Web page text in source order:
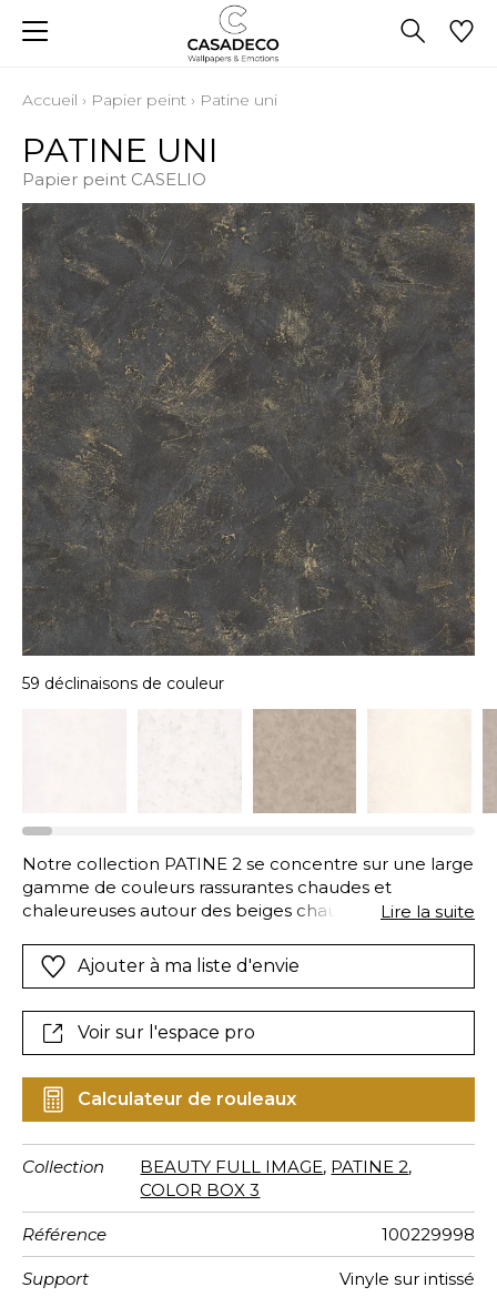
Accueil › Papier peint › Patine uni
PATINE UNI
Papier peint CASELIO
59 déclinaisons de couleur
Notre collection PATINE 2 se concentre sur une large
gamme de couleurs rassurantes chaudes et
chaleureuses autour des beiges chauds et
puis autour des coloris actuels : des bleus tendances
et lumineux des verts doux et foncés des jaunes doux
coloris neutres et colorés se parent de métallisé et
de nacré.
Lire la suite
Ajouter à ma liste d'envie
Voir sur l'espace pro
Calculateur de rouleaux
Collection BEAUTY FULL IMAGE, PATINE 2,
COLOR BOX 3
Référence 100229998
Support Vinyle sur intissé